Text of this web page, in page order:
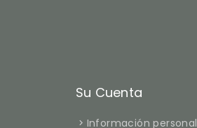
Su Cuenta
Información personal